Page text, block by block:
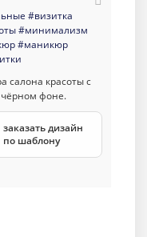
#визитка
#минимализм
#маникюр
заказать дизайн
по шаблону